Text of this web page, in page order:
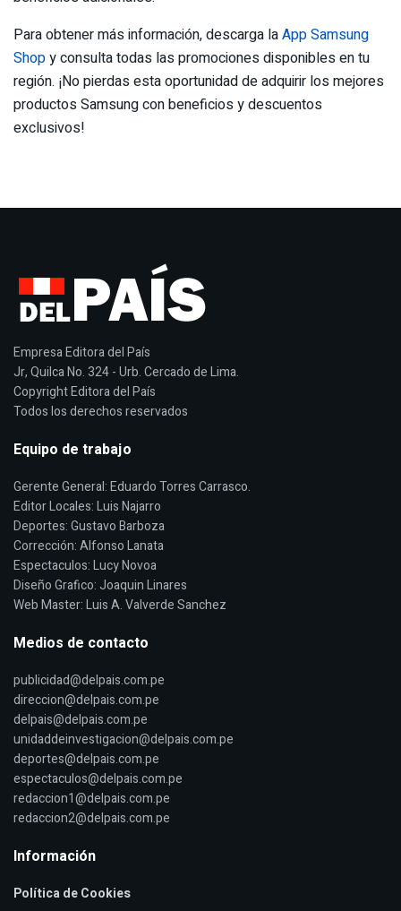
Para obtener más información, descarga laApp Samsung
Shopy consulta todas las promociones disponibles en tu
región. ¡No pierdas esta oportunidad de adquirir los mejores
productos Samsung con beneficios y descuentos
exclusivos!
Empresa Editora del País
Jr, Quilca No. 324 - Urb. Cercado de Lima.
Copyright Editora del País
Todos los derechos reservados
Equipo de trabajo
Gerente General: Eduardo Torres Carrasco.
Editor Locales: Luis Najarro
Deportes: Gustavo Barboza
Corrección: Alfonso Lanata
Espectaculos: Lucy Novoa
Diseño Grafico: Joaquin Linares
Web Master: Luis A. Valverde Sanchez
Medios de contacto
publicidad@delpais.com.pe
direccion@delpais.com.pe
delpais@delpais.com.pe
unidaddeinvestigacion@delpais.com.pe
deportes@delpais.com.pe
espectaculos@delpais.com.pe
redaccion1@delpais.com.pe
redaccion2@delpais.com.pe
Información
Política de Cookies